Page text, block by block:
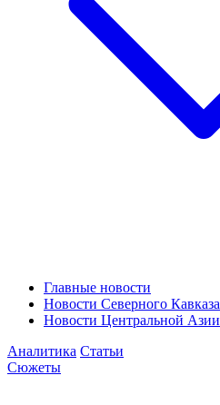
Главные новости
Новости Северного Кавказа
Новости Центральной Азии
Аналитика Статьи
Сюжеты